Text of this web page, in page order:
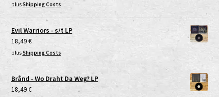
plusShipping Costs
Evil Warriors - s/t LP
18,49€
plusShipping Costs
Brånd - Wo Draht Da Weg? LP
18,49€